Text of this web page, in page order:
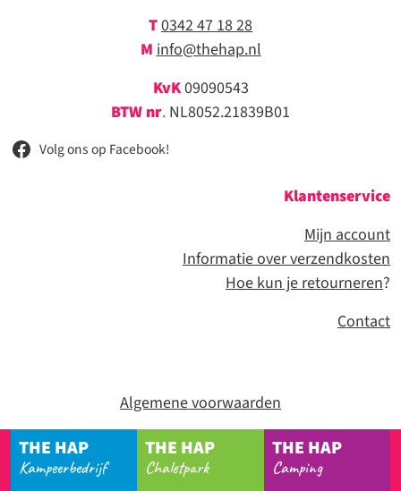
T0342 47 18 28
Minfo@thehap.nl
KvK09090543
BTW nr. NL8052.21839B01
Volg ons op Facebook!
Klantenservice
Mijn account
Informatie over verzendkosten
Hoe kun je retourneren?
Contact
Algemene voorwaarden
THE HAP
Kampeerbedrijf
THE HAP
Chaletpark
THE HAP
Camping